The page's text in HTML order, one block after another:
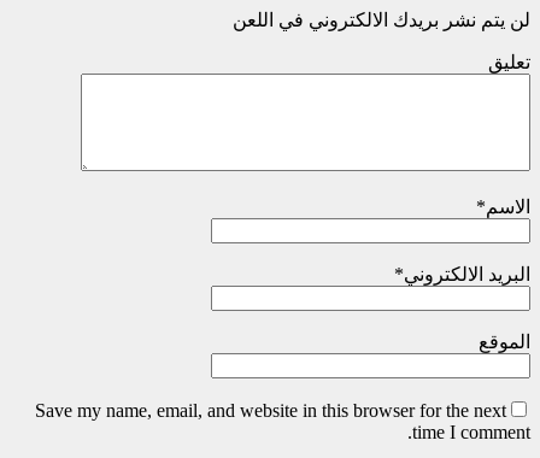
لن يتم نشر بريدك الالكتروني في اللعن
تعليق
الاسم*
البريد الالكتروني*
الموقع
Save my name, email, and website in this browser for the next
time I comment.